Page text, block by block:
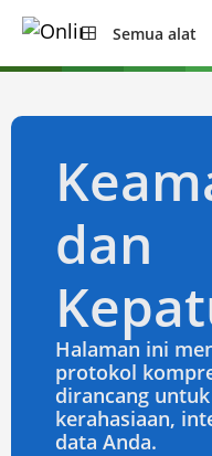
Semua alat
dan
Halaman ini
protokol
dirancang
kerahasiaan,
data Anda.